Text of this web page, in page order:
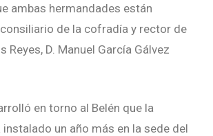
ambas hermandades están
de la cofradía y rector de
Reyes, D. Manuel García Gálvez
en torno al Belén que la
instalado un año más en la sede del